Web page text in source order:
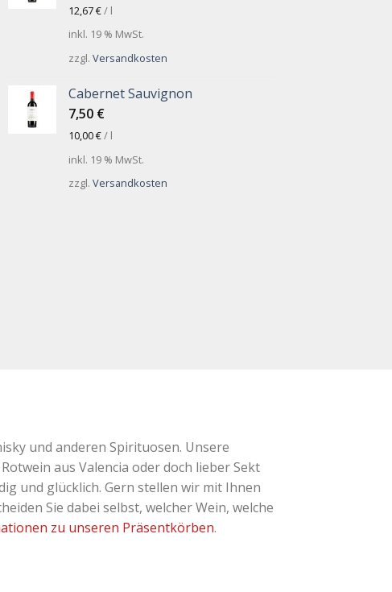
12,67€/ l
inkl. 19 % MwSt.
zzgl. Versandkosten
Cabernet Sauvignon
7,50 €
10,00€/ l
inkl. 19 % MwSt.
zzgl. Versandkosten
und anderen Spirituosen. Unsere
aus Valencia oder doch lieber Sekt
und glücklich. Gern stellen wir mit Ihnen
Sie dabei selbst, welcher Wein, welche
zu unseren Präsentkörben.